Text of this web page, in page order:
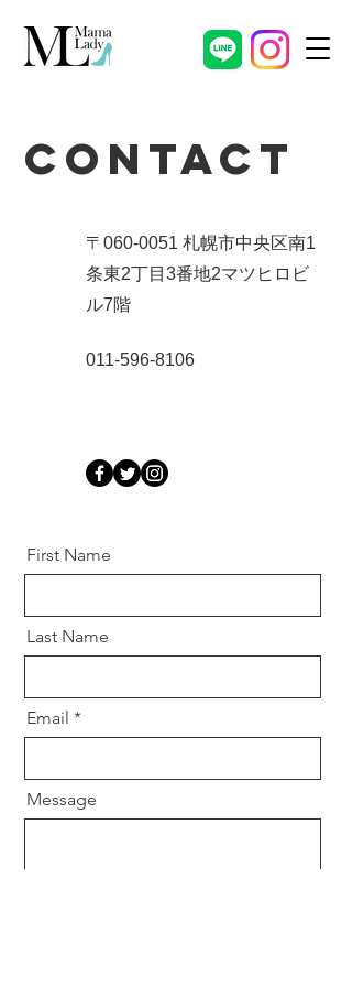
Contact
​〒060-0051 札幌市中央区南1
条東2丁目3番地2マツヒロビ
ル7階
011-596-8106
First Name
Last Name
Email
Message